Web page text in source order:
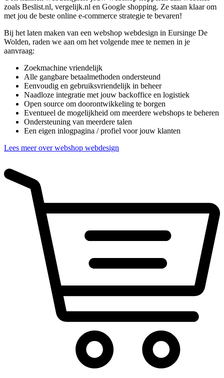
zoals Beslist.nl, vergelijk.nl en Google shopping. Ze staan klaar om
met jou de beste online e-commerce strategie te bevaren!
Bij het laten maken van een webshop webdesign in Eursinge De
Wolden, raden we aan om het volgende mee te nemen in je
aanvraag:
Zoekmachine vriendelijk
Alle gangbare betaalmethoden ondersteund
Eenvoudig en gebruiksvriendelijk in beheer
Naadloze integratie met jouw backoffice en logistiek
Open source om doorontwikkeling te borgen
Eventueel de mogelijkheid om meerdere webshops te beheren
Ondersteuning van meerdere talen
Een eigen inlogpagina / profiel voor jouw klanten
Lees meer over webshop webdesign